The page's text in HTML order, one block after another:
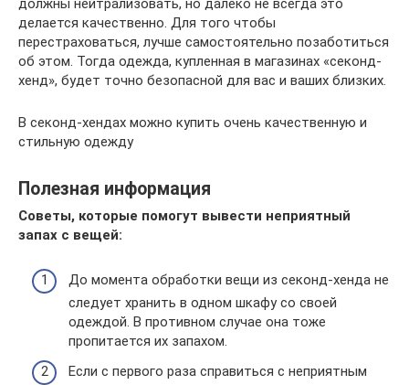
должны нейтрализовать, но далеко не всегда это
делается качественно. Для того чтобы
перестраховаться, лучше самостоятельно позаботиться
об этом. Тогда одежда, купленная в магазинах «секонд-
хенд», будет точно безопасной для вас и ваших близких.
В секонд-хендах можно купить очень качественную и
стильную одежду
Полезная информация
Советы, которые помогут вывести неприятный
запах с вещей:
До момента обработки вещи из секонд-хенда не
следует хранить в одном шкафу со своей
одеждой. В противном случае она тоже
пропитается их запахом.
Если с первого раза справиться с неприятным